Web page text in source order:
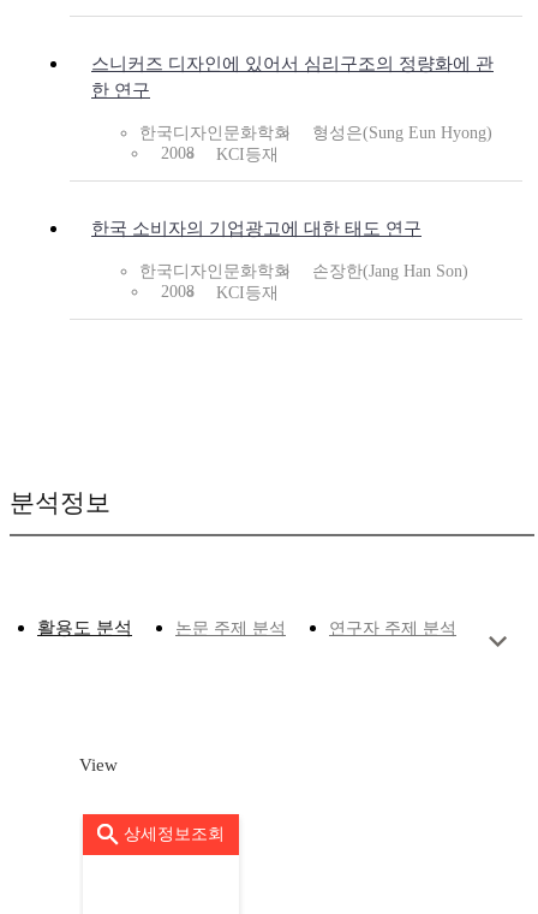
스니커즈 디자인에 있어서 심리구조의 정량화에 관
한 연구
한국디자인문화학회
형성은(Sung Eun Hyong)
2008
KCI등재
한국 소비자의 기업광고에 대한 태도 연구
한국디자인문화학회
손장한(Jang Han Son)
2008
KCI등재
분석정보
활용도 분석 논문 주제 분석 연구자 주제 분석
View
상세정보조회